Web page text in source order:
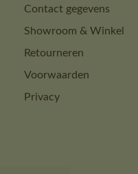
Contact gegevens
Showroom & Winkel
Retourneren
Voorwaarden
Privacy